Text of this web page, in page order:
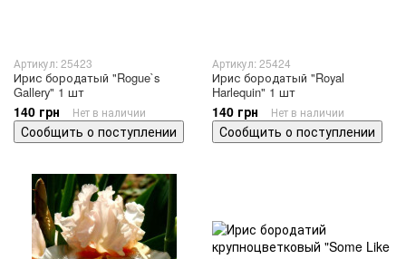
Артикул: 25423
Ирис бородатый "Rogue`s
Gallery" 1 шт
140 грн Нет в наличии
Сообщить о поступлении
Артикул: 25424
Ирис бородатый "Royal
Harlequin" 1 шт
140 грн Нет в наличии
Сообщить о поступлении